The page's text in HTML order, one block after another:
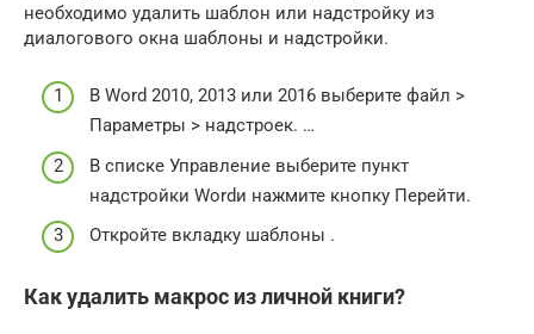
необходимо удалить шаблон или надстройку из
диалогового окна шаблоны и надстройки.
В Word 2010, 2013 или 2016 выберите файл >
Параметры > надстроек. …
В списке Управление выберите пункт
надстройки Wordи нажмите кнопку Перейти.
Откройте вкладку шаблоны .
Как удалить макрос из личной книги?